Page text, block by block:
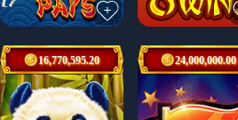
16,770,595.20 24,000,000.00